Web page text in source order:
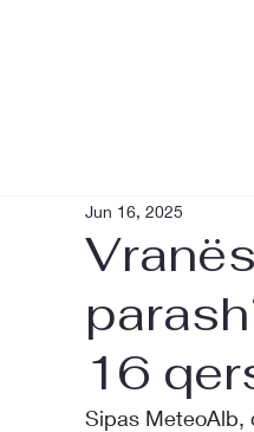
16
Jun 16, 2025
Sipas MeteoAlb,